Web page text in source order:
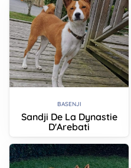
BASENJI
Sandji De La Dynastie
D'Arebati